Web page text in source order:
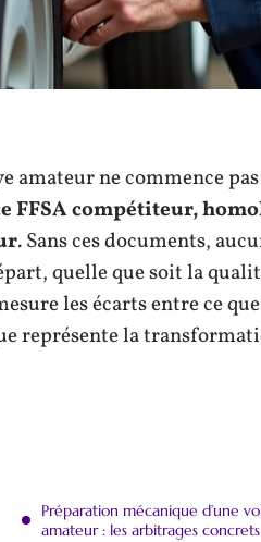
ne commence
FFSA compétiteur,
. Sans ces documents,
quelle que soit la
les écarts entre ce
représente la
Préparation mécanique d’une
amateur : les arbitrages concrets